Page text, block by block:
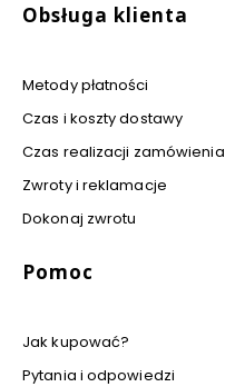
Obsługa klienta
Metody płatności
Czas i koszty dostawy
Czas realizacji zamówienia
Zwroty i reklamacje
Dokonaj zwrotu
Pomoc
Jak kupować?
Pytania i odpowiedzi